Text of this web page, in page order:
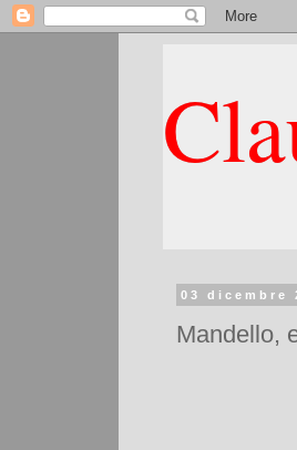
03 dicembre
Mandello,